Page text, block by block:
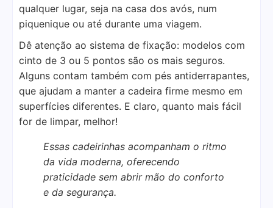
qualquer lugar, seja na casa dos avós, num
piquenique ou até durante uma viagem.
Dê atenção ao sistema de fixação: modelos com
cinto de 3 ou 5 pontos são os mais seguros.
Alguns contam também com pés antiderrapantes,
que ajudam a manter a cadeira firme mesmo em
superfícies diferentes. E claro, quanto mais fácil
for de limpar, melhor!
Essas cadeirinhas acompanham o ritmo
da vida moderna, oferecendo
praticidade sem abrir mão do conforto
e da segurança.